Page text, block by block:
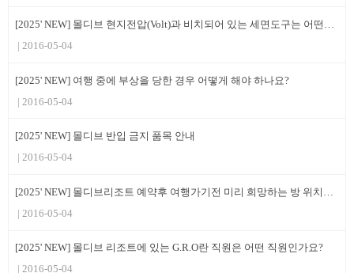
[2025' NEW] 몰디브 현지전압(Volt)과 비치되어 있는 세면도구는 어떤가요 ?
2016-05-04
[2025' NEW] 여행 중에 부상을 당한 경우 어떻게 해야 하나요?
2016-05-04
[2025' NEW] 몰디브 반입 금지 품목 안내
2016-05-04
2016-05-04
[2025' NEW] 몰디브 리조트에 있는 G.R.O란 직원은 어떤 직원인가요?
2016-05-04